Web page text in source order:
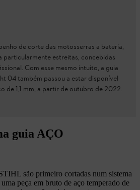
de corte das motosserras a bateria,
particularmente estreitas, concebidas
Com esse mesmo intuito, a guia
04 também passou a estar disponível
de 1,1 mm, a partir de outubro de 2022.
guia AÇO
são primeiro cortadas num sistema
peça em bruto de aço temperado de